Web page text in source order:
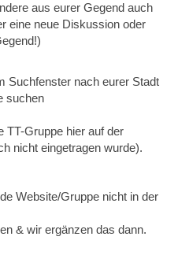
aus eurer Gegend auch
eine neue Diskussion oder
Suchfenster nach eurer Stadt
suchen
TT-Gruppe hier auf der
nicht eingetragen wurde).
Website/Gruppe nicht in der
& wir ergänzen das dann.